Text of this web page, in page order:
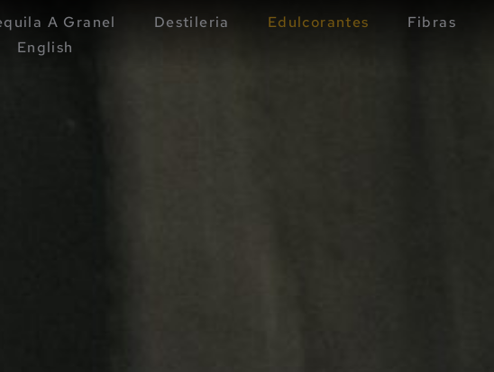
A Granel Destileria Edulcorantes Fibras
English